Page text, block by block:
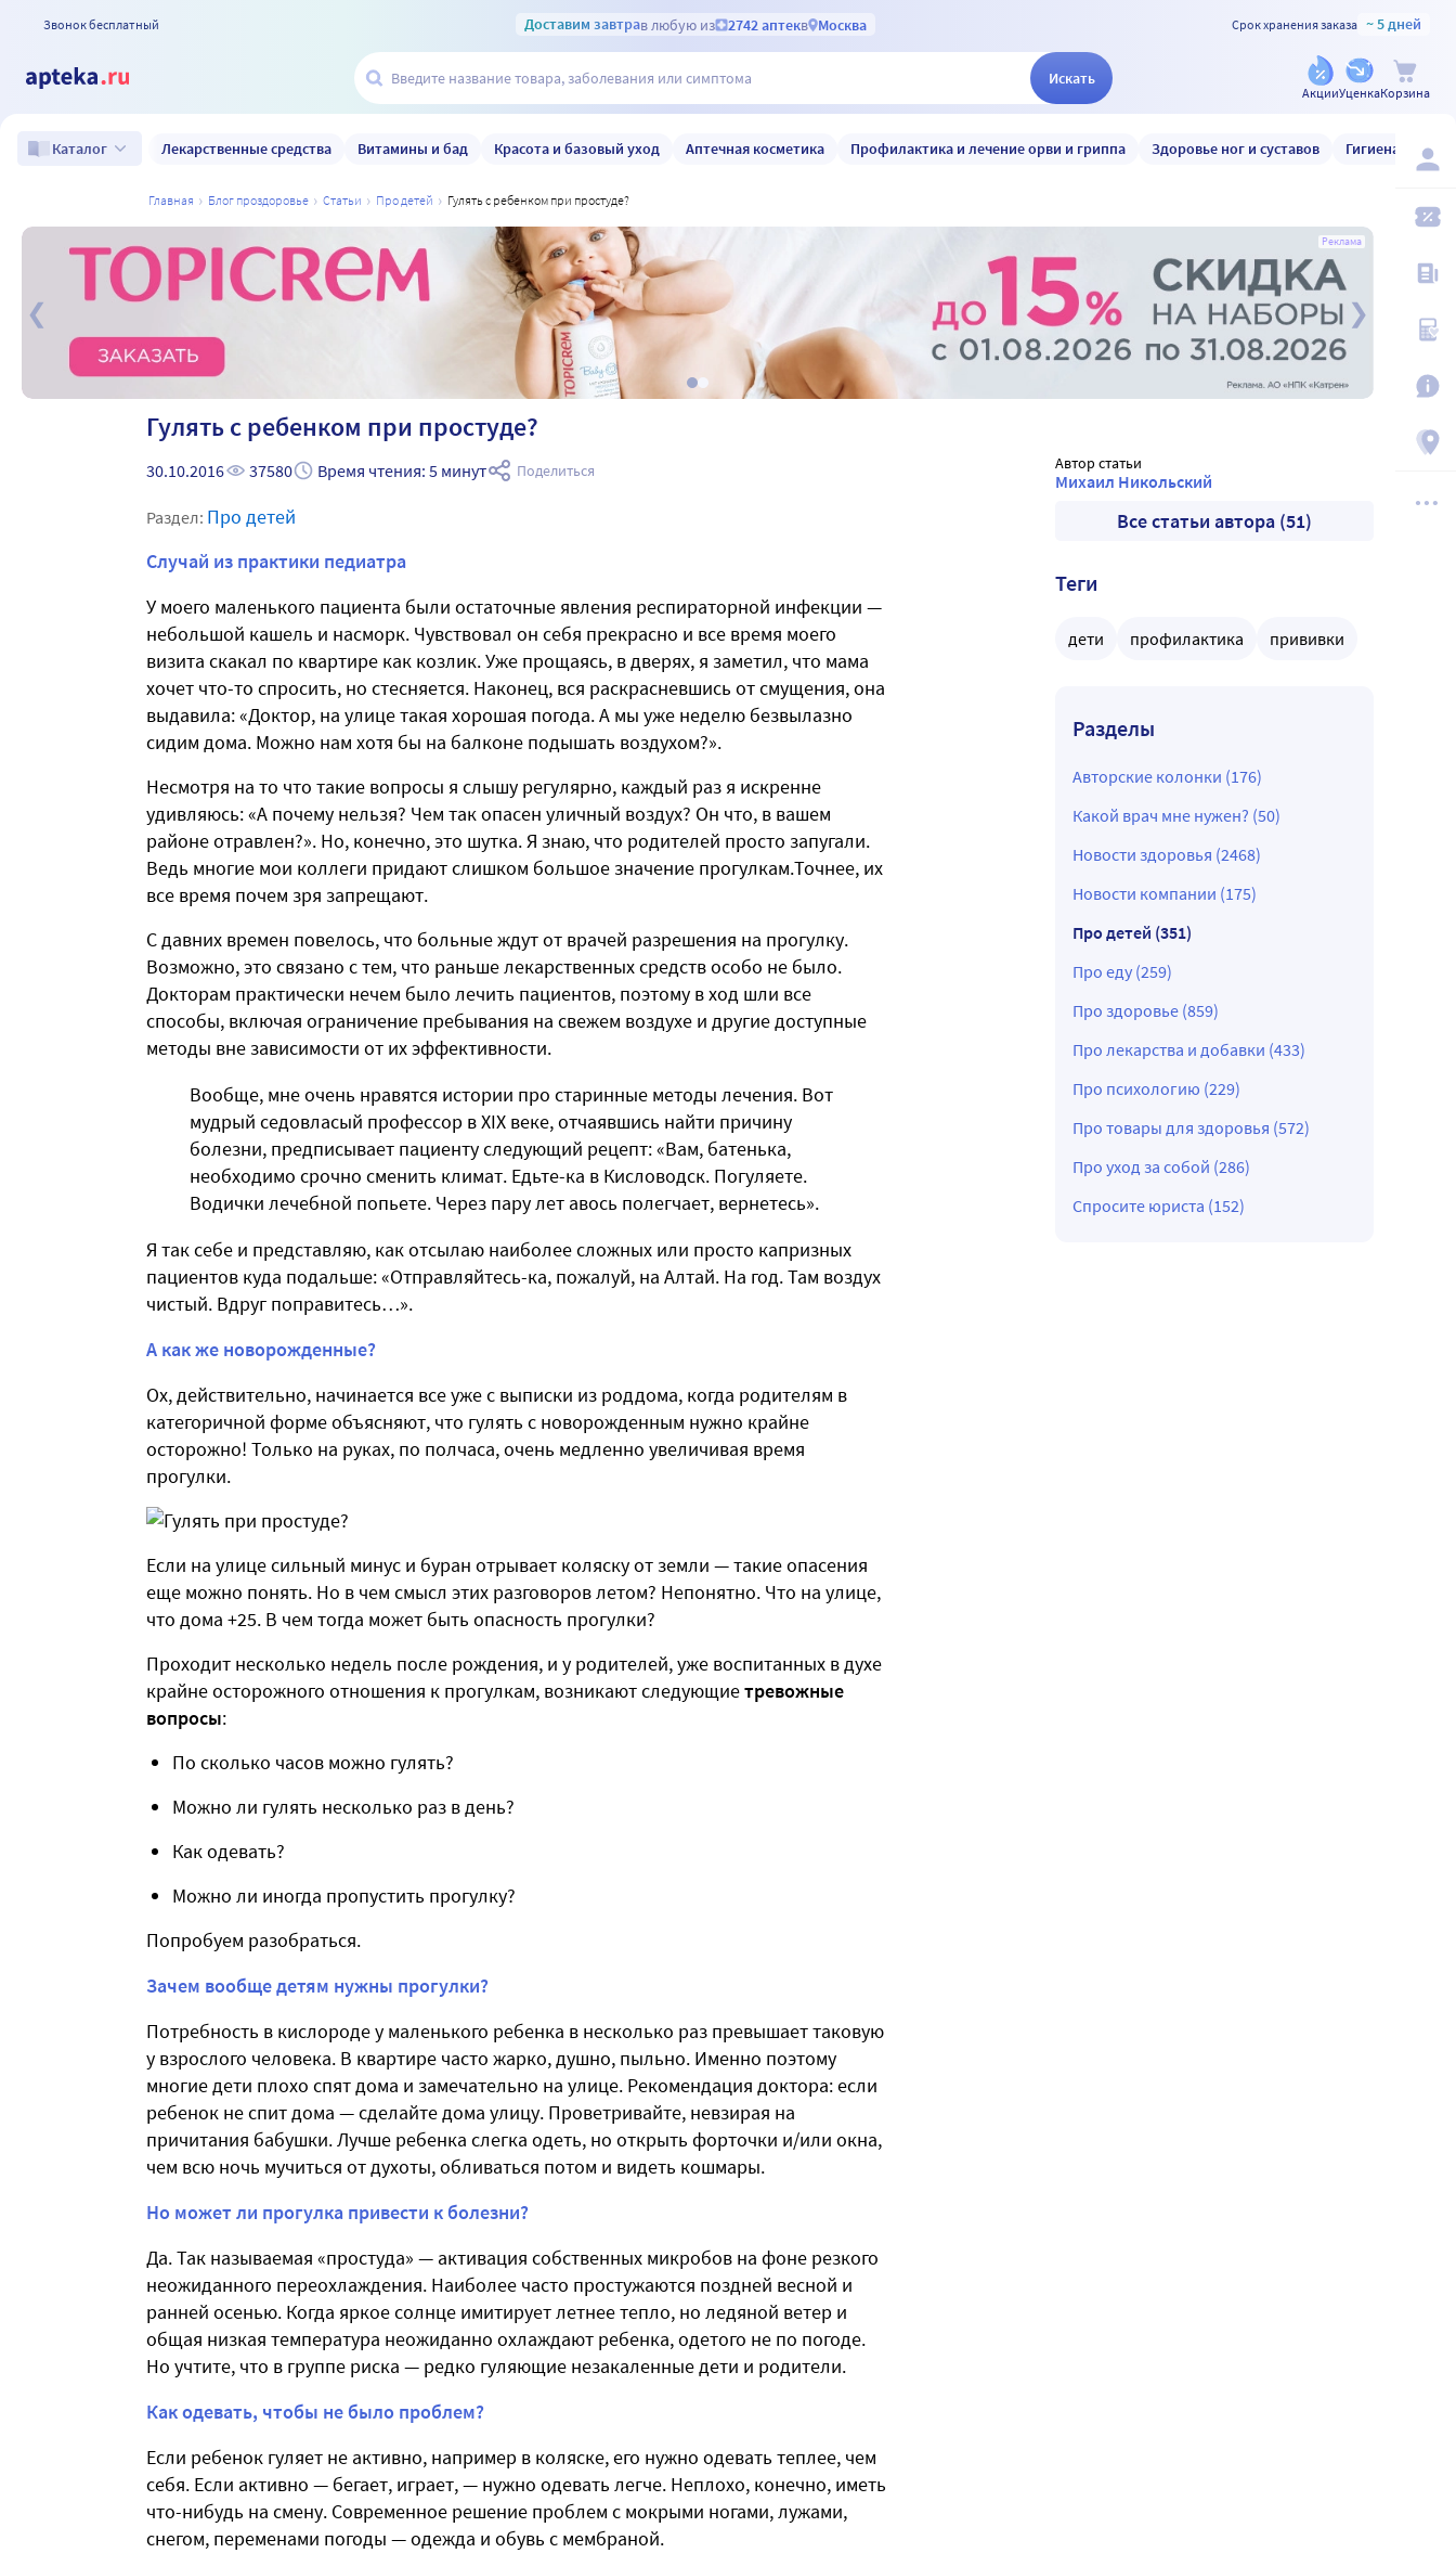
Звонок бесплатный Доставим завтрав любую из 2742 аптекв Москва Срок хранения заказа ~ 5 дней
Искать
АкцииУценкаКорзина
Каталог Лекарственные средства Витамины и бад Красота и базовый уход Аптечная косметика Профилактика и лечение орви и гриппа Здоровье ног и суставов Гигиена и уход
главная блог проздоровье статьи про детей гулять с ребенком при простуде?
Реклама
Гулять с ребенком при простуде?
30.10.2016 37580 Время чтения: 5 минут Поделиться
Раздел: Про детей
Случай из практики педиатра
У моего маленького пациента были остаточные явления респираторной инфекции —
небольшой кашель и насморк. Чувствовал он себя прекрасно и все время моего
визита скакал по квартире как козлик. Уже прощаясь, в дверях, я заметил, что мама
хочет что-то спросить, но стесняется. Наконец, вся раскрасневшись от смущения, она
выдавила: «Доктор, на улице такая хорошая погода. А мы уже неделю безвылазно
сидим дома. Можно нам хотя бы на балконе подышать воздухом?».
Несмотря на то что такие вопросы я слышу регулярно, каждый раз я искренне
удивляюсь: «А почему нельзя? Чем так опасен уличный воздух? Он что, в вашем
районе отравлен?». Но, конечно, это шутка. Я знаю, что родителей просто запугали.
Ведь многие мои коллеги придают слишком большое значение прогулкам.Точнее, их
все время почем зря запрещают.
С давних времен повелось, что больные ждут от врачей разрешения на прогулку.
Возможно, это связано с тем, что раньше лекарственных средств особо не было.
Докторам практически нечем было лечить пациентов, поэтому в ход шли все
способы, включая ограничение пребывания на свежем воздухе и другие доступные
методы вне зависимости от их эффективности.
Вообще, мне очень нравятся истории про старинные методы лечения. Вот
мудрый седовласый профессор в XIX веке, отчаявшись найти причину
болезни, предписывает пациенту следующий рецепт: «Вам, батенька,
необходимо срочно сменить климат. Едьте-ка в Кисловодск. Погуляете.
Водички лечебной попьете. Через пару лет авось полегчает, вернетесь».
Я так себе и представляю, как отсылаю наиболее сложных или просто капризных
пациентов куда подальше: «Отправляйтесь-ка, пожалуй, на Алтай. На год. Там воздух
чистый. Вдруг поправитесь…».
А как же новорожденные?
Ох, действительно, начинается все уже с выписки из роддома, когда родителям в
категоричной форме объясняют, что гулять с новорожденным нужно крайне
осторожно! Только на руках, по полчаса, очень медленно увеличивая время
прогулки.
Если на улице сильный минус и буран отрывает коляску от земли — такие опасения
еще можно понять. Но в чем смысл этих разговоров летом? Непонятно. Что на улице,
что дома +25. В чем тогда может быть опасность прогулки?
Проходит несколько недель после рождения, и у родителей, уже воспитанных в духе
крайне осторожного отношения к прогулкам, возникают следующиетревожные
вопросы:
По сколько часов можно гулять?
Можно ли гулять несколько раз в день?
Как одевать?
Можно ли иногда пропустить прогулку?
Попробуем разобраться.
Зачем вообще детям нужны прогулки?
Потребность в кислороде у маленького ребенка в несколько раз превышает таковую
у взрослого человека. В квартире часто жарко, душно, пыльно. Именно поэтому
многие дети плохо спят дома и замечательно на улице. Рекомендация доктора: если
ребенок не спит дома — сделайте дома улицу. Проветривайте, невзирая на
причитания бабушки. Лучше ребенка слегка одеть, но открыть форточки и/или окна,
чем всю ночь мучиться от духоты, обливаться потом и видеть кошмары.
Но может ли прогулка привести к болезни?
Да. Так называемая «простуда» — активация собственных микробов на фоне резкого
неожиданного переохлаждения. Наиболее часто простужаются поздней весной и
ранней осенью. Когда яркое солнце имитирует летнее тепло, но ледяной ветер и
общая низкая температура неожиданно охлаждают ребенка, одетого не по погоде.
Но учтите, что в группе риска — редко гуляющие незакаленные дети и родители.
Как одевать, чтобы не было проблем?
Если ребенок гуляет не активно, например в коляске, его нужно одевать теплее, чем
себя. Если активно — бегает, играет, — нужно одевать легче. Неплохо, конечно, иметь
что-нибудь на смену. Современное решение проблем с мокрыми ногами, лужами,
снегом, переменами погоды — одежда и обувь с мембраной.
Автор статьи
Михаил Никольский
Все статьи автора (51)
Теги
дети профилактика прививки
Разделы
Авторские колонки (176)
Какой врач мне нужен? (50)
Новости здоровья (2468)
Новости компании (175)
Про детей (351)
Про еду (259)
Про здоровье (859)
Про лекарства и добавки (433)
Про психологию (229)
Про товары для здоровья (572)
Про уход за собой (286)
Спросите юриста (152)